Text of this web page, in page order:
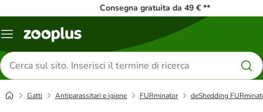
Consegna gratuita da 49 € **
Overview
Cerca
prodotti
Gatti Antiparassitari e igiene FURminator deShedding